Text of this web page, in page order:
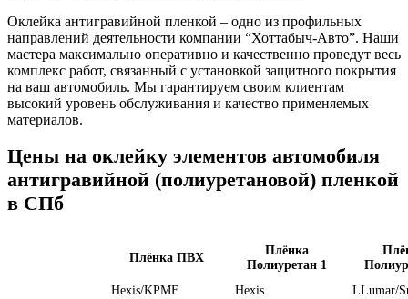
Оклейка антигравийной пленкой – одно из профильных
направлений деятельности компании “Хоттабыч-Авто”. Наши
мастера максимально оперативно и качественно проведут весь
комплекс работ, связанный с установкой защитного покрытия
на ваш автомобиль. Мы гарантируем своим клиентам
высокий уровень обслуживания и качество применяемых
материалов.
Цены на оклейку элементов автомобиля
антигравийной (полиуретановой) пленкой
в СПб
Плёнка ПВХ
Плёнка
Полиуретан 1
Hexis/KPMF
Hexis
LLumar/